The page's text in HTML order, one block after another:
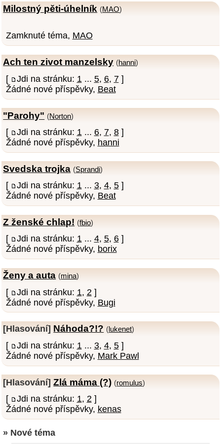
Milostný pěti-úhelník (MAO)
Zamknuté téma, MAO
Ach ten zivot manzelsky (hanni)
[ Jdi na stránku: 1 ... 5, 6, 7]
Žádné nové příspěvky, Beat
"Parohy" (Norton)
[ Jdi na stránku: 1 ... 6, 7, 8]
Žádné nové příspěvky, hanni
Svedska trojka (Sprandi)
[ Jdi na stránku: 1... 3, 4, 5]
Žádné nové příspěvky, Beat
Z ženské chlap! (fbio)
[ Jdi na stránku: 1... 4, 5, 6]
Žádné nové příspěvky, borix
Ženy a auta (mina)
[ Jdi na stránku: 1, 2 ]
Žádné nové příspěvky, Bugi
[Hlasování] Náhoda?!? ( lukenet)
[ Jdi na stránku: 1 ... 3, 4, 5]
Žádné nové příspěvky, Mark Pawl
[Hlasování] Zlá máma (?) (romulus)
[ Jdi na stránku: 1, 2]
Žádné nové příspěvky, kenas
» Nové téma